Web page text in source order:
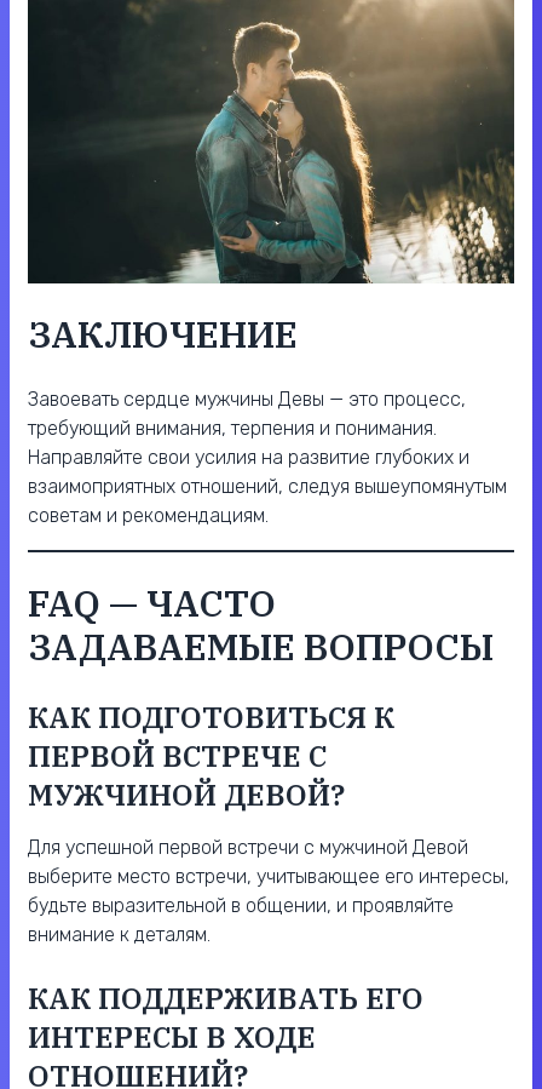
ЗАКЛЮЧЕНИЕ
Завоевать сердце мужчины Девы — это процесс,
требующий внимания, терпения и понимания.
Направляйте свои усилия на развитие глубоких и
взаимоприятных отношений, следуя вышеупомянутым
советам и рекомендациям.
FAQ — ЧАСТО
ЗАДАВАЕМЫЕ ВОПРОСЫ
КАК ПОДГОТОВИТЬСЯ К
ПЕРВОЙ ВСТРЕЧЕ С
МУЖЧИНОЙ ДЕВОЙ?
Для успешной первой встречи с мужчиной Девой
выберите место встречи, учитывающее его интересы,
будьте выразительной в общении, и проявляйте
внимание к деталям.
КАК ПОДДЕРЖИВАТЬ ЕГО
ИНТЕРЕСЫ В ХОДЕ
ОТНОШЕНИЙ?